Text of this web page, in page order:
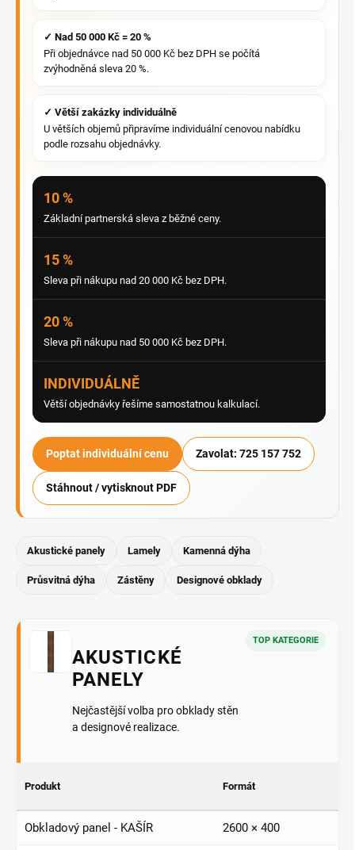
✓ Nad 50 000 Kč = 20 %
Při objednávce nad 50 000 Kč bez DPH se počítá
zvýhodněná sleva 20 %.
✓ Větší zakázky individuálně
U větších objemů připravíme individuální cenovou nabídku
podle rozsahu objednávky.
10 %
Základní partnerská sleva z běžné ceny.
15 %
Sleva při nákupu nad 20 000 Kč bez DPH.
20 %
Sleva při nákupu nad 50 000 Kč bez DPH.
INDIVIDUÁLNĚ
Větší objednávky řešíme samostatnou kalkulací.
Poptat individuální cenu Zavolat: 725 157 752
Stáhnout / vytisknout PDF
Akustické panely Lamely Kamenná dýha
Průsvitná dýha Zástěny Designové obklady
AKUSTICKÉ
PANELY
Nejčastější volba pro obklady stěn
a designové realizace.
TOP KATEGORIE
Produkt Formát
Obkladový panel - KAŠÍR 2600 × 400